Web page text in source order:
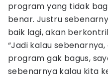
program yang tidak
benar. Justru
baik lagi, akan
“Jadi kalau
program gak bagus,
sebenarnya kalau kita